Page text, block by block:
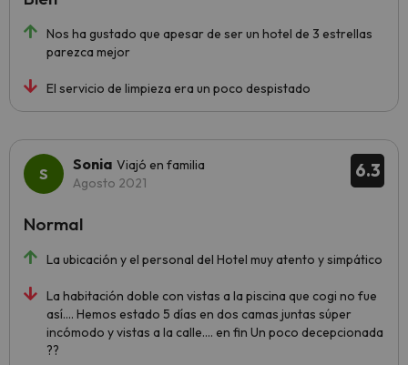
Nos ha gustado que apesar de ser un hotel de 3 estrellas
parezca mejor
El servicio de limpieza era un poco despistado
6.3
Sonia Viajó en familia
Agosto 2021
La ubicación y el personal del Hotel muy atento y simpático
La habitación doble con vistas a la piscina que cogi no fue
así.... Hemos estado 5 días en dos camas juntas súper
incómodo y vistas a la calle.... en fin Un poco decepcionada
??
Normal